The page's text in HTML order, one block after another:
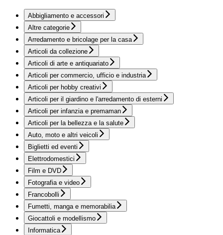
Abbigliamento e accessori
Altre categorie
Arredamento e bricolage per la casa
Articoli da collezione
Articoli di arte e antiquariato
Articoli per commercio, ufficio e industria
Articoli per hobby creativi
Articoli per il giardino e l'arredamento di esterni
Articoli per infanzia e premaman
Articoli per la bellezza e la salute
Auto, moto e altri veicoli
Biglietti ed eventi
Elettrodomestici
Film e DVD
Fotografia e video
Francobolli
Fumetti, manga e memorabilia
Giocattoli e modellismo
Informatica